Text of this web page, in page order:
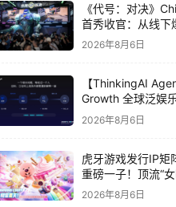
《代号：对决》
首秀收官：从线下
见玩家的真实期待
2026年8月6日
【ThinkingAI
Growth 全球泛娱
峰会】Agent 时代
底负责什么
2026年8月6日
虎牙游戏发行IP矩
重磅一子！顶流“女
ZANMANG
2026年8月6日